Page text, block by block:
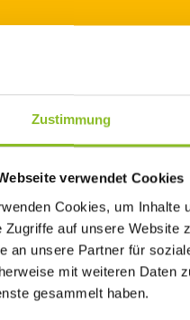
Zustimmung
verwendet Cookies
Cookies, um Inhalte
Zugriffe auf unsere Website
an unsere Partner für
mit weiteren Daten
gesammelt haben.
leben, arbeiten & feiern“
ins Feuerwehrhaus.
Kulturen